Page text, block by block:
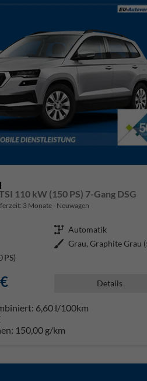
110 kW (150 PS) 7-Gang DSG
3 Monate Neuwagen
Getriebe Automatik
Außenfarbe
PS)
Details
6,60 l/100km
150,00 g/km